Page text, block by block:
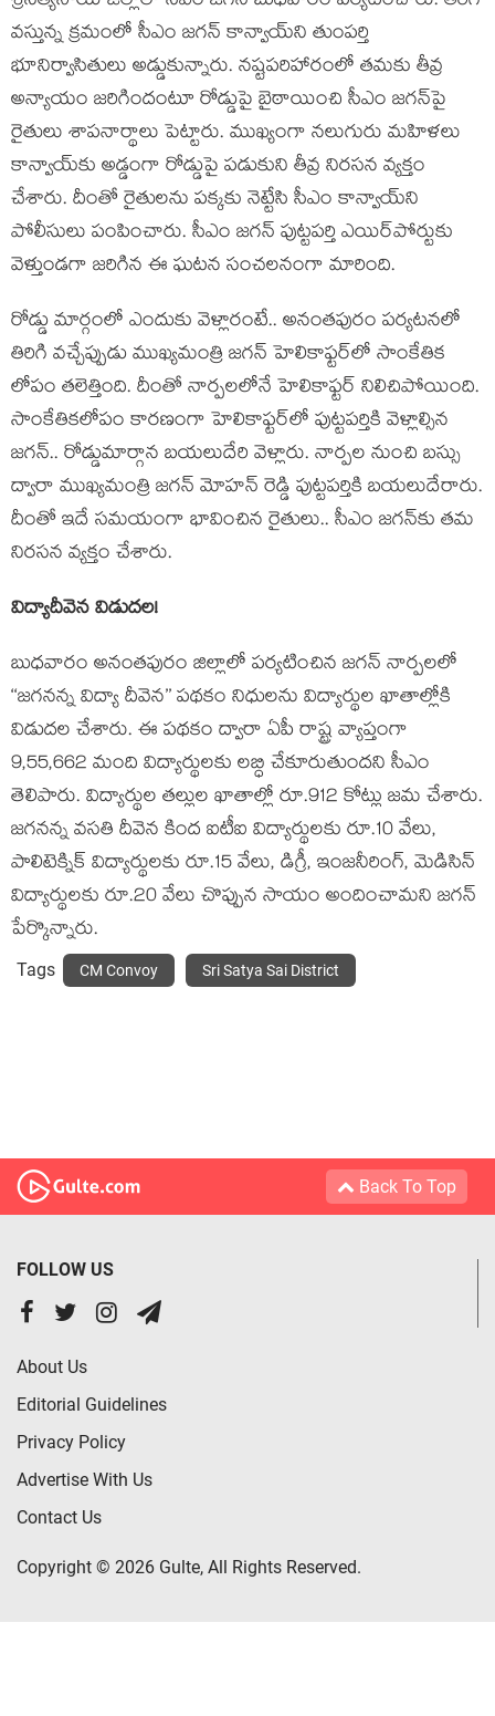
వ‌స్తున్న క్ర‌మంలో సీఎం జగన్‌ కాన్వాయ్‌ని తుంపర్తి
భూనిర్వాసితులు అడ్డుకున్నారు. నష్టపరిహారంలో తమకు తీవ్ర
అన్యాయం జరిగిందంటూ రోడ్డుపై బైఠాయించి సీఎం జగన్‌పై
రైతులు శాపనార్థాలు పెట్టారు. ముఖ్యంగా న‌లుగురు మ‌హిళ‌లు
కాన్వాయ్‌కు అడ్డంగా రోడ్డుపై ప‌డుకుని తీవ్ర నిర‌స‌న వ్య‌క్తం
చేశారు. దీంతో రైతులను పక్కకు నెట్టేసి సీఎం కాన్వాయ్‌ని
పోలీసులు పంపించారు. సీఎం జగన్‌ పుట్టపర్తి ఎయిర్‌పోర్టుకు
వెళ్తుండగా జ‌రిగిన ఈ ఘ‌ట‌న సంచ‌ల‌నంగా మారింది.
రోడ్డు మార్గంలో ఎందుకు వెళ్లారంటే.. అనంత‌పురం ప‌ర్య‌ట‌న‌లో
తిరిగి వ‌చ్చేప్పుడు ముఖ్యమంత్రి జగన్ హెలికాఫ్టర్‌లో సాంకేతిక
లోపం తలెత్తింది. దీంతో నార్పలలోనే హెలికాఫ్టర్ నిలిచిపోయింది.
సాంకేతికలోపం కారణంగా హెలికాఫ్టర్‌లో పుట్టపర్తికి వెళ్లాల్సిన
జగన్.. రోడ్డుమార్గాన బయలుదేరి వెళ్లారు. నార్పల నుంచి బస్సు
ద్వారా ముఖ్యమంత్రి జగన్‌ మోహన్ రెడ్డి పుట్టపర్తికి బయలుదేరారు.
దీంతో ఇదే స‌మ‌యంగా భావించిన రైతులు.. సీఎం జ‌గ‌న్‌కు త‌మ
నిర‌స‌న వ్య‌క్తం చేశారు.
విద్యాదీవెన విడుద‌ల‌!
బుధ‌వారం అనంతపురం జిల్లాలో పర్యటించిన జగన్ నార్పలలో
‘‘జగనన్న విద్యా దీవెన’’ పథకం నిధులను విద్యార్థుల ఖాతాల్లోకి
విడుదల చేశారు. ఈ పథకం ద్వారా ఏపీ రాష్ట్ర వ్యాప్తంగా
9,55,662 మంది విద్యార్థులకు లబ్ధి చేకూరుతుందని సీఎం
తెలిపారు. విద్యార్థుల తల్లుల ఖాతాల్లో రూ.912 కోట్లు జమ చేశారు.
జగనన్న వసతి దీవెన కింద ఐటీఐ విద్యార్థులకు రూ.10 వేలు,
పాలిటెక్నిక్‌ విద్యార్థులకు రూ.15 వేలు, డిగ్రీ, ఇంజనీరింగ్‌, మెడిసిన్‌
విద్యార్థులకు రూ.20 వేలు చొప్పున సాయం అందించామ‌ని జ‌గ‌న్
పేర్కొన్నారు.
Tags CM Convoy Sri Satya Sai District
Back To Top
FOLLOW US
About Us
Editorial Guidelines
Privacy Policy
Advertise With Us
Contact Us
Copyright © 2026 Gulte, All Rights Reserved.